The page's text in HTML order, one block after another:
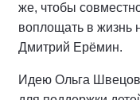
же, чтобы
воплощать в жизнь
Дмитрий Ерёмин.
Идею Ольга